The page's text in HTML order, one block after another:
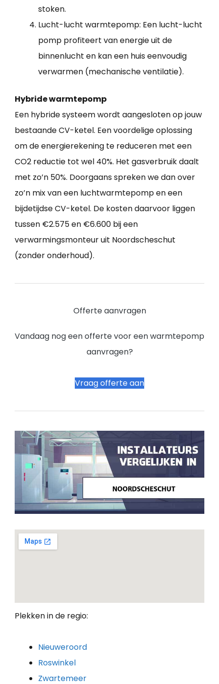
stoken.
Lucht-lucht warmtepomp: Een lucht-lucht
pomp profiteert van energie uit de
binnenlucht en kan een huis eenvoudig
verwarmen (mechanische ventilatie).
Hybride warmtepomp
Een hybride systeem wordt aangesloten op jouw
bestaande CV-ketel. Een voordelige oplossing
om de energierekening te reduceren met een
CO2 reductie tot wel 40%. Het gasverbruik daalt
met zo’n 50%. Doorgaans spreken we dan over
zo’n mix van een luchtwarmtepomp en een
bijdetijdse CV-ketel. De kosten daarvoor liggen
tussen €2.575 en €6.600 bij een
verwarmingsmonteur uit Noordscheschut
(zonder onderhoud).
Offerte aanvragen
Vandaag nog een offerte voor een warmtepomp
aanvragen?
Vraag offerte aan
Plekken in de regio:
Nieuweroord
Roswinkel
Zwartemeer